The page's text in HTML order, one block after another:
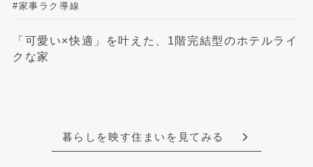
#家事ラク導線
「可愛い×快適」を叶えた、1階完結型のホテルライ
クな家
暮らしを映す住まいを見てみる